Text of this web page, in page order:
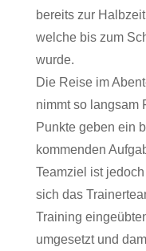
bereits zur
welche bis zum
wurde.
Die Reise im
nimmt so langsam
Punkte geben ein
kommenden
Teamziel ist
sich das
Training
umgesetzt und